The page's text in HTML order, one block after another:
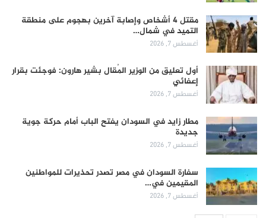
مقتل 4 أشخاص وإصابة آخرين بهجوم على منطقة
التميد في شمال…
أغسطس 7, 2026
أول تعليق من الوزير المُقال بشير هارون: فوجئت بقرار
إعفائي
أغسطس 7, 2026
مطار زايد في السودان يفتح الباب أمام حركة جوية
جديدة
أغسطس 7, 2026
سفارة السودان في مصر تصدر تحذيرات للمواطنين
المقيمين في…
أغسطس 7, 2026